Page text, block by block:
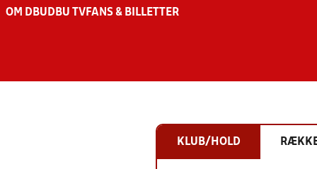
OM DBU DBU TV FANS & BILLETTER
KLUB/HOLD